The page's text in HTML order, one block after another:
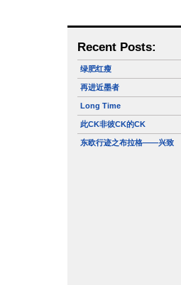
Recent Posts:
绿肥红瘦
再进近墨者
Long Time
此CK非彼CK的CK
东欧行迹之布拉格——兴致